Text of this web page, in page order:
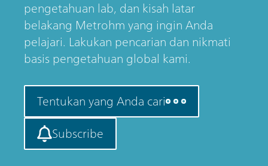
pengetahuan lab, dan kisah latar
belakang Metrohm yang ingin Anda
pelajari. Lakukan pencarian dan nikmati
basis pengetahuan global kami.
Tentukan yang Anda cari
Subscribe